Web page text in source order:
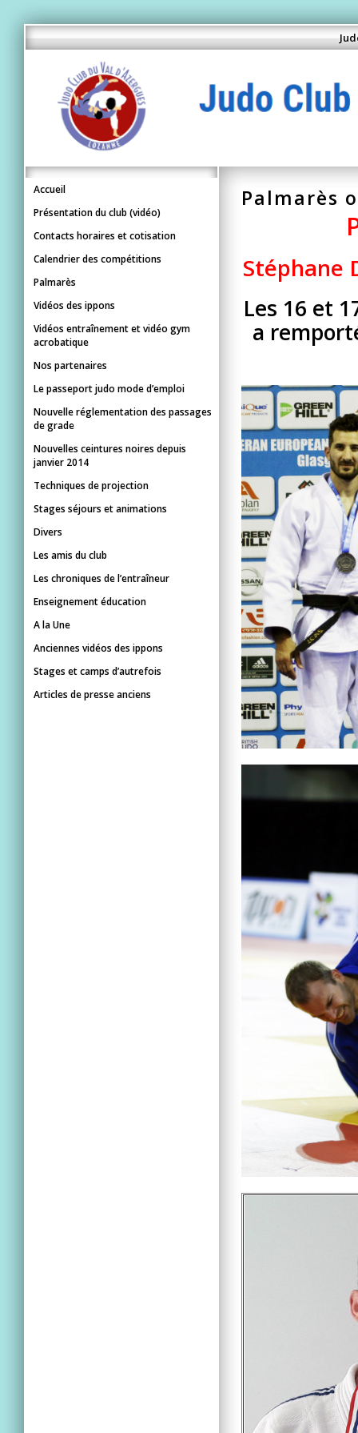
Palmarès
Stéphane
Les 16 et
a
Accueil
Présentation du club (vidéo)
Contacts horaires et cotisation
Calendrier des compétitions
Palmarès
Vidéos des ippons
Vidéos entraînement et vidéo gym
acrobatique
Nos partenaires
Le passeport judo mode d’emploi
Nouvelle réglementation des passages
de grade
Nouvelles ceintures noires depuis
janvier 2014
Techniques de projection
Stages séjours et animations
Divers
Les amis du club
Les chroniques de l’entraîneur
Enseignement éducation
A la Une
Anciennes vidéos des ippons
Stages et camps d’autrefois
Articles de presse anciens